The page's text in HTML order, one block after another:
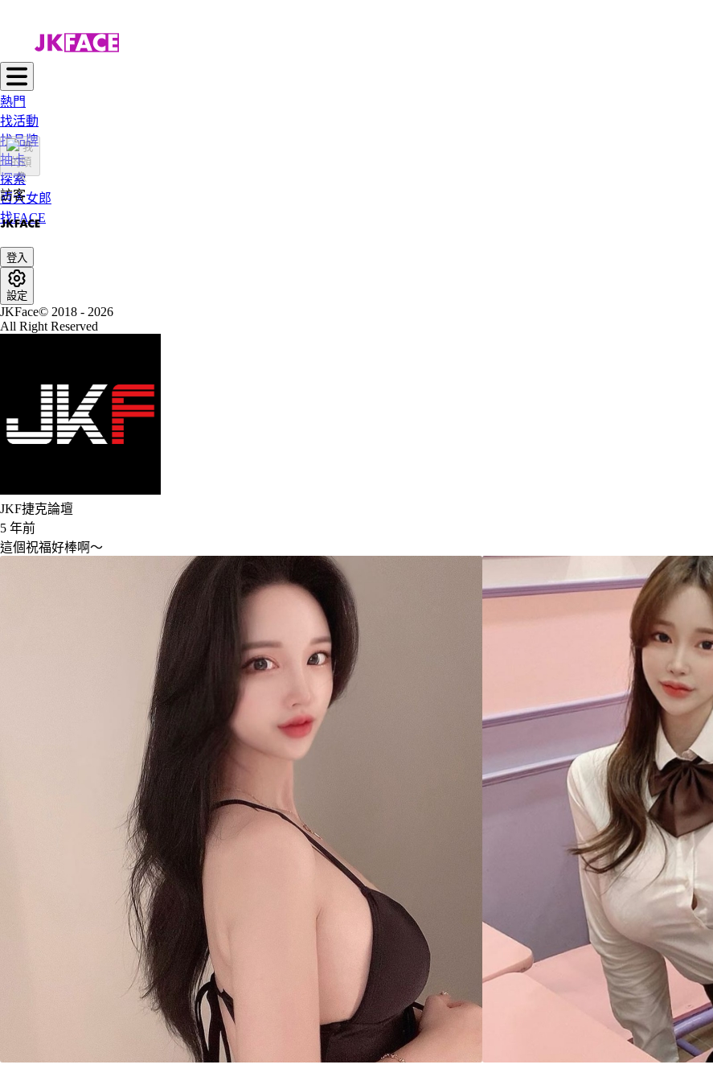
熱門
找活動
找品牌
抽卡
探索
百大女郎
找FACE
訪客
登入
設定
JKFace© 2018 - 2026
All Right Reserved
JKF捷克論壇
5 年前
這個祝福好棒啊～